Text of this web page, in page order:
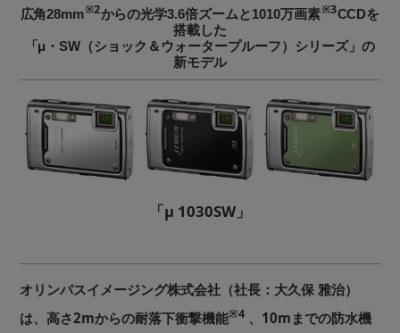
広角28mm※2からの光学3.6倍ズームと1010万画素※3CCDを
搭載した
「μ・SW（ショック＆ウォータープルーフ）シリーズ」の
新モデル
「μ 1030SW」
オリンパスイメージング株式会社（社長：大久保 雅治）
は、高さ2mからの耐落下衝撃機能※4 、10mまでの防水機